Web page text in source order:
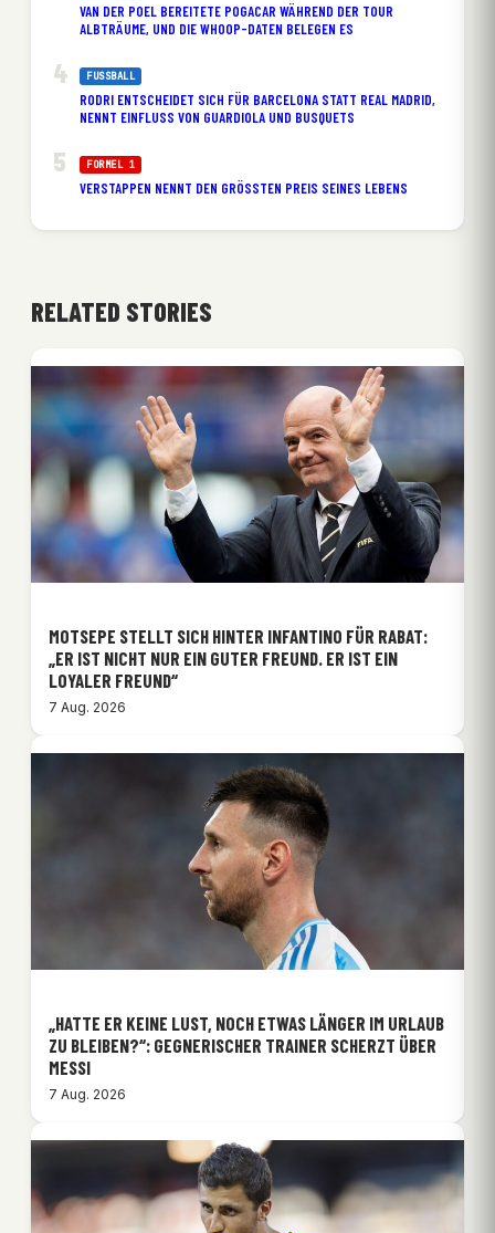
VAN DER POEL BEREITETE POGACAR WÄHREND DER TOUR
ALBTRÄUME, UND DIE WHOOP-DATEN BELEGEN ES
FUSSBALL
RODRI ENTSCHEIDET SICH FÜR BARCELONA STATT REAL MADRID,
NENNT EINFLUSS VON GUARDIOLA UND BUSQUETS
FORMEL 1
VERSTAPPEN NENNT DEN GRÖSSTEN PREIS SEINES LEBENS
RELATED STORIES
MOTSEPE STELLT SICH HINTER INFANTINO FÜR RABAT:
„ER IST NICHT NUR EIN GUTER FREUND. ER IST EIN
LOYALER FREUND“
7 Aug. 2026
„HATTE ER KEINE LUST, NOCH ETWAS LÄNGER IM URLAUB
ZU BLEIBEN?“: GEGNERISCHER TRAINER SCHERZT ÜBER
MESSI
7 Aug. 2026